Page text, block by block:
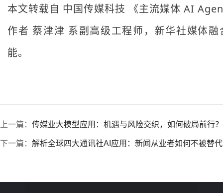
本文转载自 中国传媒科技 《主流媒体 AI
作者 蔡津津 系副高级工程师，新华社媒体
能。
上一篇： 传媒业大模型应用：机遇与风险交织，如何破局前行？
下一篇： 解析全球四大通讯社AI应用：新闻从业者如何不被替